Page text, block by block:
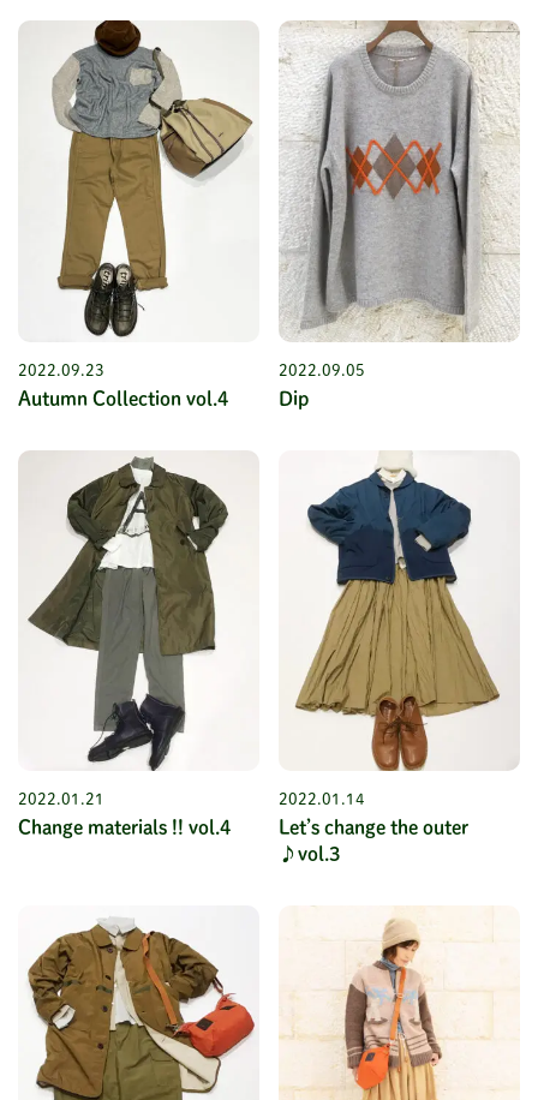
2022.09.23
Autumn Collection vol.4
2022.09.05
Dip
2022.01.21
Change materials !! vol.4
2022.01.14
Let’s change the outer
♪vol.3